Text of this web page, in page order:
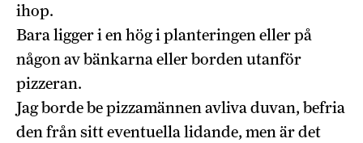
ihop.
Bara ligger i en hög i planteringen eller på
någon av bänkarna eller borden utanför
pizzeran.
Jag borde be pizzamännen avliva duvan, befria
den från sitt eventuella lidande, men är det